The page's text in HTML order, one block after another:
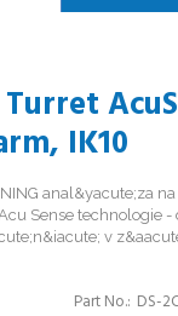
IK10
anal&yacute;za
Sense technologie
v
Part No. DS-